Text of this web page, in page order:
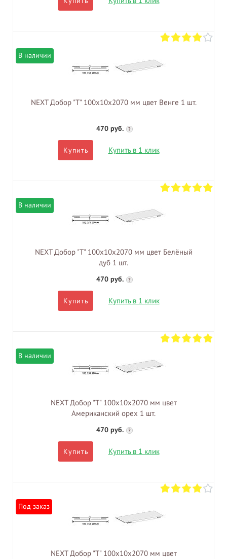
В наличии
NEXT Добор "Т" 100х10х2070 мм цвет Венге 1 шт.
470 руб. ?
Купить Купить в 1 клик
В наличии
NEXT Добор "Т" 100х10х2070 мм цвет Белёный
дуб 1 шт.
470 руб. ?
Купить Купить в 1 клик
В наличии
NEXT Добор "Т" 100х10х2070 мм цвет
Американский орех 1 шт.
470 руб. ?
Купить Купить в 1 клик
Под заказ
NEXT Добор "Т" 100х10х2070 мм цвет